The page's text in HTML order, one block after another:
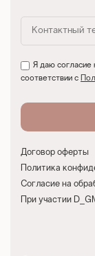
Я даю согласие
соответствии с
Договор оферты
Политика
Согласие на
При участии